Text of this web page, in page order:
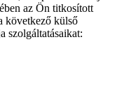
az Ön titkosított
következő külső
szolgáltatásaikat: